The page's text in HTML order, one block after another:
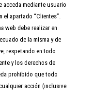
acceda mediante usuario
apartado “Clientes”.
web debe realizar en
de la misma y de
respetando en todo
y los derechos de
prohibido que todo
acción (inclusive